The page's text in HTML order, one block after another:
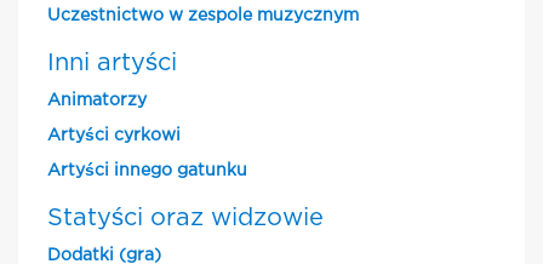
Uczestnictwo w zespole muzycznym
Inni artyści
Animatorzy
Artyści cyrkowi
Artyści innego gatunku
Statyści oraz widzowie
Dodatki (gra)